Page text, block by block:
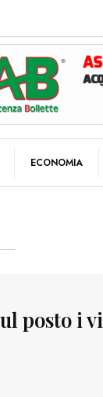
ECONOMIA
posto i